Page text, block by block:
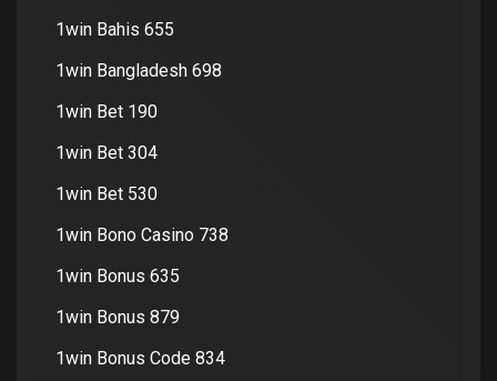
1win Bahis 655
1win Bangladesh 698
1win Bet 190
1win Bet 304
1win Bet 530
1win Bono Casino 738
1win Bonus 635
1win Bonus 879
1win Bonus Code 834